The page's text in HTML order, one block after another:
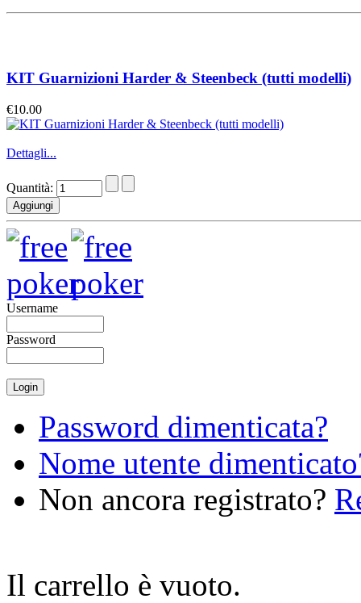
KIT Guarnizioni Harder & Steenbeck (tutti modelli)
€10.00
Dettagli...
Quantità:
Username
Password
Password dimenticata?
Nome utente
Non ancora registrato?
Il carrello è vuoto.